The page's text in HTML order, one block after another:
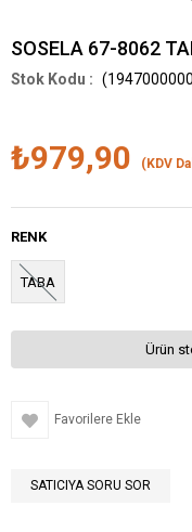
SOSELA 67-8062
₺979,90 (KDV
RENK
TABA
Ürün
Favorilere Ekle
SATICIYA SORU SOR